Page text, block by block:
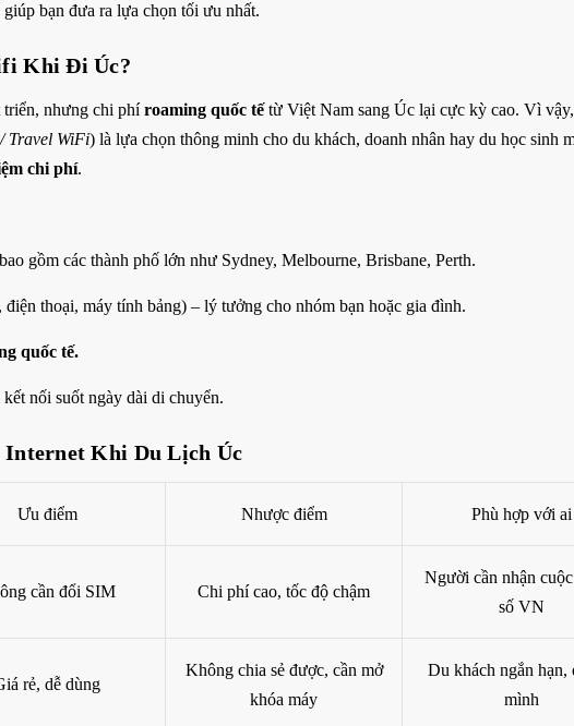
bạn đưa ra lựa chọn tối ưu nhất.
Khi Đi Úc?
triển, nhưng chi phíroaming quốc tếtừ Việt Nam sang Úc lại cực kỳ cao. Vì vậy,
Travel WiFi) là lựa chọn thông minh cho du khách, doanh nhân hay du học sinh
chi phí.
bao gồm các thành phố lớn như Sydney, Melbourne, Brisbane, Perth.
điện thoại, máy tính bảng) – lý tưởng cho nhóm bạn hoặc gia đình.
quốc tế.
kết nối suốt ngày dài di chuyển.
Internet Khi Du Lịch Úc
Ưu điểm Nhược điểm Phù hợp với ai
cần đổi SIM Chi phí cao, tốc độ chậm
Người cần nhận
số VN
rẻ, dễ dùng
Không chia sẻ được, cần mở
khóa máy
Du khách ngắn hạn,
mình